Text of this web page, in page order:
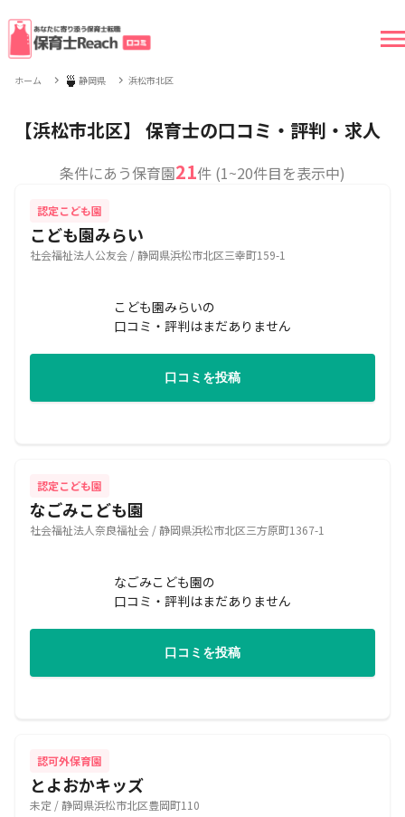
ホーム 🍵 静岡県 浜松市北区
【浜松市北区】 保育士の口コミ・評判・求人
条件にあう保育園21件 (1~20件目を表示中)
認定こども園
こども園みらい
社会福祉法人公友会 / 静岡県浜松市北区三幸町159-1
こども園みらいの
口コミ・評判はまだありません
口コミを投稿
認定こども園
なごみこども園
社会福祉法人奈良福祉会 / 静岡県浜松市北区三方原町1367-1
なごみこども園の
口コミ・評判はまだありません
口コミを投稿
認可外保育園
とよおかキッズ
未定 / 静岡県浜松市北区豊岡町110